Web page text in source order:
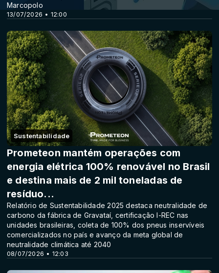
13/07/2026 • 12:00
Marcopolo
Sustentabilidade
08/07/2026 • 12:03
Prometeon mantém operações com
energia elétrica 100% renovável no Brasil
e destina mais de 2 mil toneladas de
resíduo...
Relatório de Sustentabilidade 2025 destaca neutralidade de
carbono da fábrica de Gravataí, certificação I-REC nas
unidades brasileiras, coleta de 100% dos pneus inservíveis
comercializados no país e avanço da meta global de
neutralidade climática até 2040